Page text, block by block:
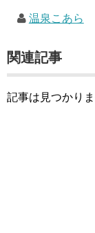
温泉こあら
関連記事
記事は見つかりま